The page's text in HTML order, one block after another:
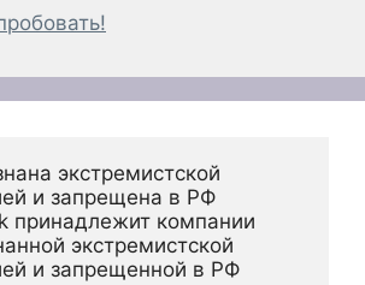
экстремистской
и запрещена в РФ
принадлежит компании
экстремистской
и запрещенной в РФ